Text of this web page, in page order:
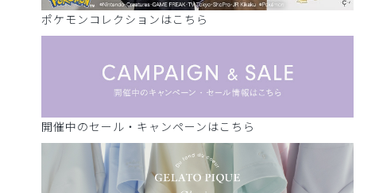
ポケモンコレクションはこちら
開催中のセール・キャンペーンはこちら